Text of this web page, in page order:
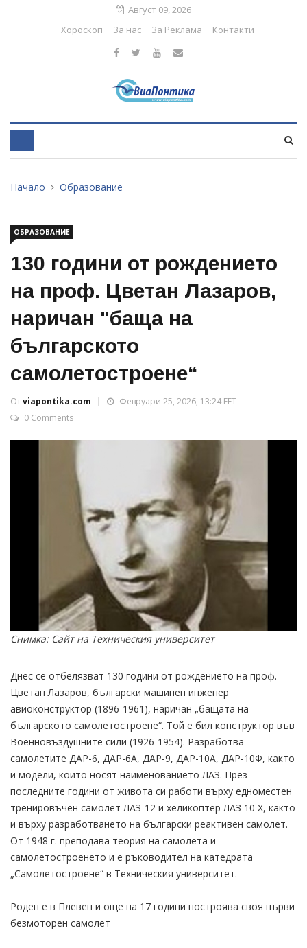
Август 09, 2026
Хороскоп
За нас За Реклама Контакти
Начало Образование
ОБРАЗОВАНИЕ
130 години от рождението
на проф. Цветан Лазаров,
наричан "баща на
българското
самолетостроене“
Отviapontika.com
Февруари 25, 2026, 13:24 EET
0 Comments
Снимка: Сайт на Техническия университет
Днес се отбелязват 130 години от рождението на проф.
Цветан Лазаров, български машинен инженер
авиоконструктор (1896-1961), наричан „бащата на
българското самолетостроене“. Той е бил конструктор във
Военновъздушните сили (1926-1954). Разработва
самолетите ДАР-6, ДАР-6А, ДАР-9, ДАР-10А, ДАР-10Ф, както
и модели, които носят наименованието ЛАЗ. През
последните години от живота си работи върху едноместен
тренировъчен самолет ЛАЗ-12 и хеликоптер ЛАЗ 10 Х, както
и върху разработването на български реактивен самолет.
От 1948 г. преподава теория на самолета и
самолетостроенето и е ръководител на катедрата
„Самолетостроене“ в Техническия университет.
Роден е в Плевен и още на 17 години построява своя първи
безмоторен самолет